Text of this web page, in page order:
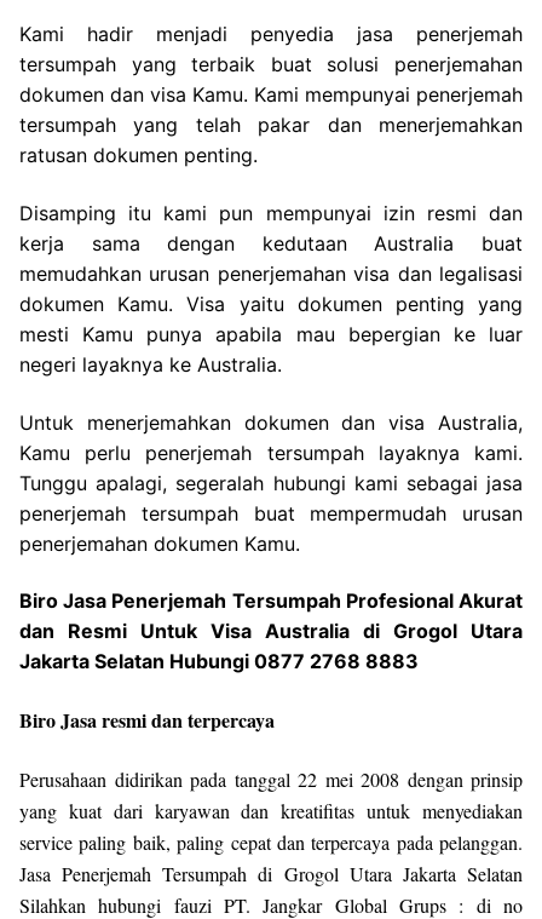
Kami hadir menjadi penyedia jasa penerjemah
tersumpah yang terbaik buat solusi penerjemahan
dokumen dan visa Kamu. Kami mempunyai penerjemah
tersumpah yang telah pakar dan menerjemahkan
ratusan dokumen penting.
Disamping itu kami pun mempunyai izin resmi dan
kerja sama dengan kedutaan Australia buat
memudahkan urusan penerjemahan visa dan legalisasi
dokumen Kamu. Visa yaitu dokumen penting yang
mesti Kamu punya apabila mau bepergian ke luar
negeri layaknya ke Australia.
Untuk menerjemahkan dokumen dan visa Australia,
Kamu perlu penerjemah tersumpah layaknya kami.
Tunggu apalagi, segeralah hubungi kami sebagai jasa
penerjemah tersumpah buat mempermudah urusan
penerjemahan dokumen Kamu.
Biro Jasa Penerjemah Tersumpah Profesional Akurat
dan Resmi Untuk Visa Australia di Grogol Utara
Jakarta Selatan Hubungi 0877 2768 8883
Biro Jasa resmi dan terpercaya
Perusahaan didirikan pada tanggal 22 mei 2008 dengan prinsip
yang kuat dari karyawan dan kreatifitas untuk menyediakan
service paling baik, paling cepat dan terpercaya pada pelanggan.
Jasa Penerjemah Tersumpah di Grogol Utara Jakarta Selatan
Silahkan hubungi fauzi PT. Jangkar Global Grups : di no